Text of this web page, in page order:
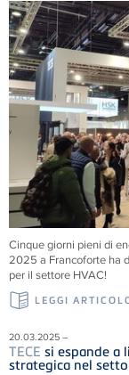
Cinque giorni pieni di
2025 a Francoforte ha
per il settore HVAC!
LEGGI
20.03.2025 –
TECE si espande a
strategica nel